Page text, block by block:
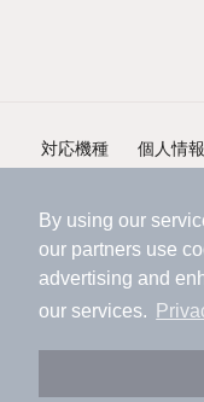
By using our
our partners use
advertising and
our services.
アプリに切り
会員登録なしで
対応機種 個人情